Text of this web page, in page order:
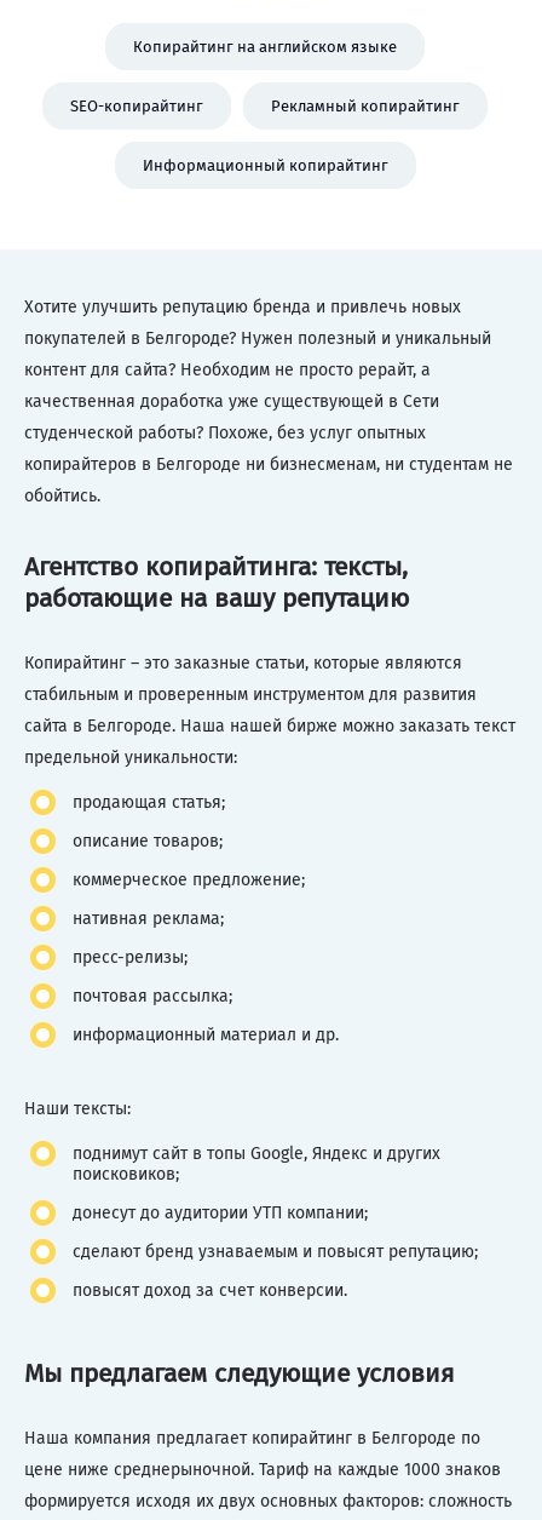
Копирайтинг на английском языке
SEO-копирайтинг Рекламный копирайтинг
Информационный копирайтинг
Хотите улучшить репутацию бренда и привлечь новых
покупателей в Белгороде? Нужен полезный и уникальный
контент для сайта? Необходим не просто рерайт, а
качественная доработка уже существующей в Сети
студенческой работы? Похоже, без услуг опытных
копирайтеров в Белгороде ни бизнесменам, ни студентам не
обойтись.
Агентство копирайтинга: тексты,
работающие на вашу репутацию
Копирайтинг – это заказные статьи, которые являются
стабильным и проверенным инструментом для развития
сайта в Белгороде. Наша нашей бирже можно заказать текст
предельной уникальности:
продающая статья;
описание товаров;
коммерческое предложение;
нативная реклама;
пресс-релизы;
почтовая рассылка;
информационный материал и др.
Наши тексты:
поднимут сайт в топы Google, Яндекс и других
поисковиков;
донесут до аудитории УТП компании;
сделают бренд узнаваемым и повысят репутацию;
повысят доход за счет конверсии.
Мы предлагаем следующие условия
Наша компания предлагает копирайтинг в Белгороде по
цене ниже среднерыночной. Тариф на каждые 1000 знаков
формируется исходя их двух основных факторов: сложность